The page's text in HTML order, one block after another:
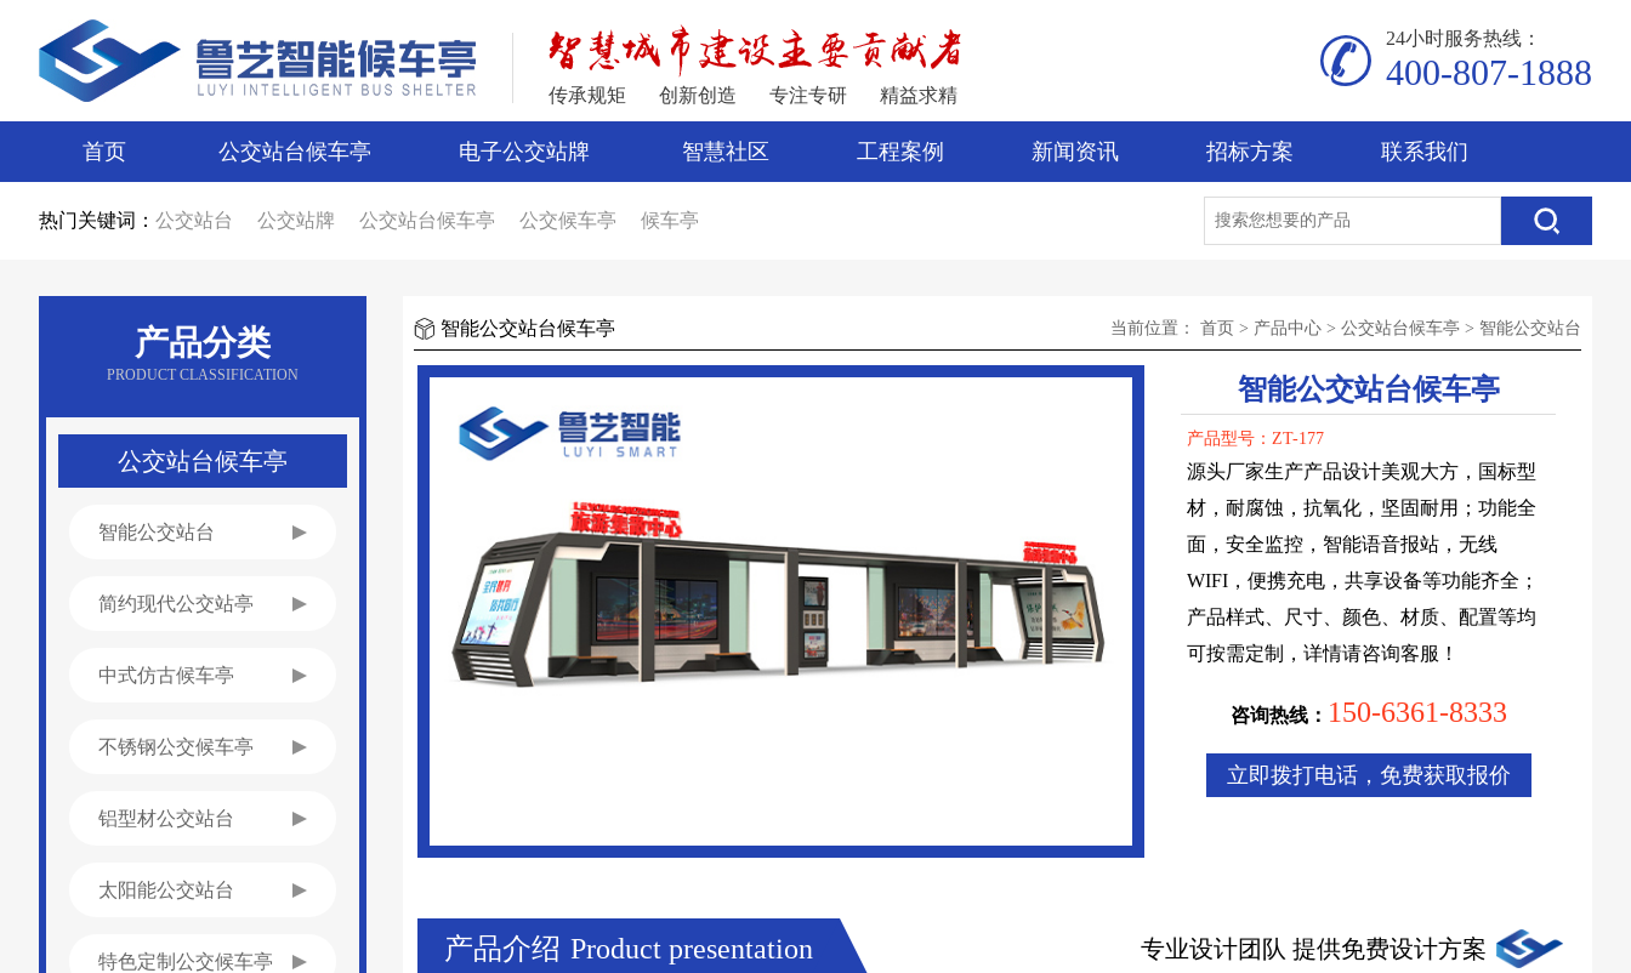
传承规矩 创新创造 专注专研 精益求精
24小时服务热线：
400-807-1888
首页 公交站台候车亭 电子公交站牌 智慧社区 工程案例 新闻资讯 招标方案 联系我们
热门关键词： 公交站台 公交站牌 公交站台候车亭 公交候车亭
候车亭
电子站牌厂家
公交站台厂家
候车亭图片
宿迁候车亭
宿迁公交站台
宿迁电子站牌
电子站牌设计
公交站台设计
新款候车亭
新款电子站牌 新型公交候车亭
新型候车亭
公交站台报价
不锈钢候车亭 仿古候车亭
制作候车亭
乡镇候车亭
公交站亭厂家 公交站候车亭
产品分类
PRODUCT CLASSIFICATION
公交站台候车亭
智能公交站台
简约现代公交站亭
中式仿古候车亭
不锈钢公交候车亭
铝型材公交站台
太阳能公交站台
特色定制公交候车亭
智能公交站台候车亭 当前位置： 首页 > 产品中心 > 公交站台候车亭 > 智能公交站台
智能公交站台候车亭
产品型号：ZT-177
源头厂家生产产品设计美观大方，国标型
材，耐腐蚀，抗氧化，坚固耐用；功能全
面，安全监控，智能语音报站，无线
WIFI，便携充电，共享设备等功能齐全；
产品样式、尺寸、颜色、材质、配置等均
可按需定制，详情请咨询客服！
咨询热线： 150-6361-8333
立即拨打电话，免费获取报价
产品介绍 Product presentation 专业设计团队 提供免费设计方案